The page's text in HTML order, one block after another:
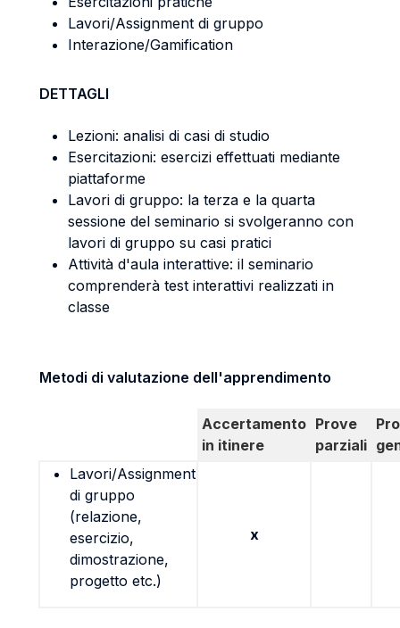
Lavori/Assignment di gruppo
Interazione/Gamification
DETTAGLI
Lezioni: analisi di casi di studio
Esercitazioni: esercizi effettuati mediante
piattaforme
Lavori di gruppo: la terza e la quarta
sessione del seminario si svolgeranno con
lavori di gruppo su casi pratici
Attività d'aula interattive: il seminario
comprenderà test interattivi realizzati in
classe
Metodi di valutazione dell'apprendimento
Accertamento
in itinere
Prove
parziali
Lavori/Assignment
di gruppo
(relazione,
esercizio,
dimostrazione,
progetto etc.)
x